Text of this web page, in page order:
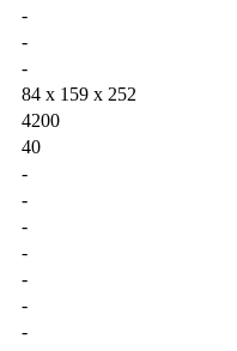
-
-
-
84 x 159 x 252
4200
40
-
-
-
-
-
-
-